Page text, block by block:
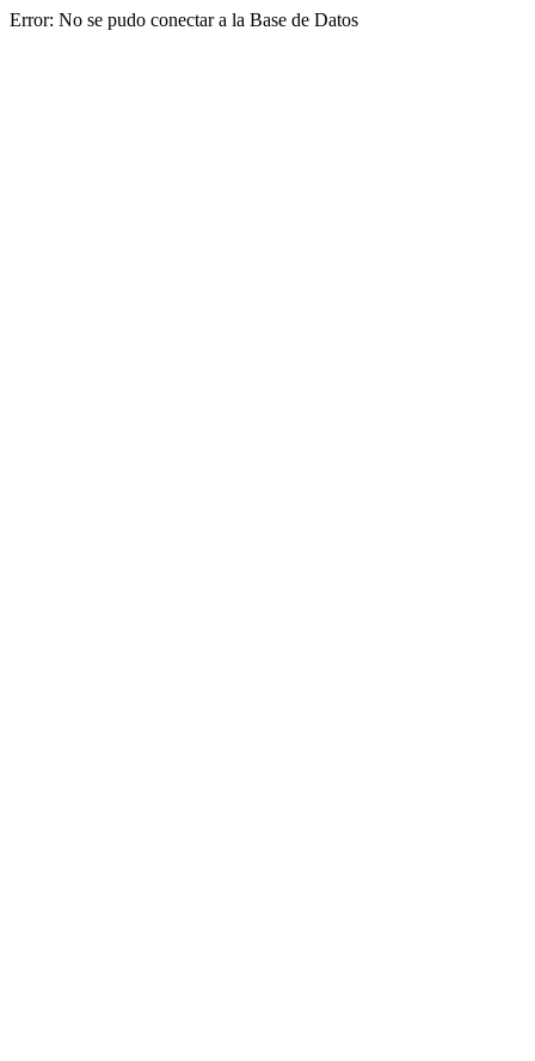
Error: No se pudo conectar a la Base de Datos